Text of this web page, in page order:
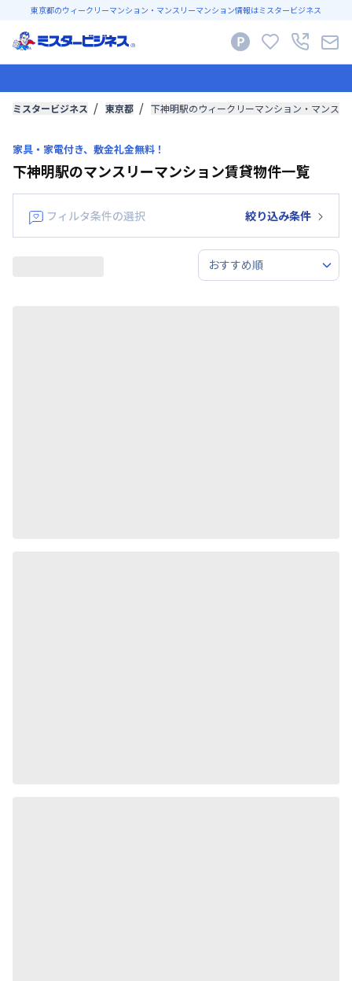
東京都のウィークリーマンション・マンスリーマンション情報はミスタービジネス
ミスタービジネス 東京都 下神明駅のウィークリーマンション・マンス
家具・家電付き、敷金礼金無料！
下神明駅のマンスリーマンション賃貸物件一覧
フィルタ条件の選択 絞り込み条件